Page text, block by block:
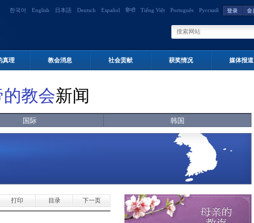
한국어 English 日本語 Deutsch Español हिन्दी Tiếng Việt Português Русский
真理 教会消息 社会贡献 获奖情况 媒体报道
的教会新闻
国际 韩国
打印 目录 下一页